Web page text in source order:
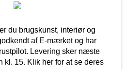
du brugskunst, interiør og
af E-mærket og har
Levering sker næste
kl. 15. Klik her for at se deres